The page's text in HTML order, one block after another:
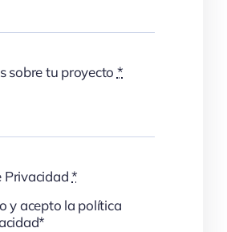
sobre tu proyecto *
Privacidad*
y acepto la política